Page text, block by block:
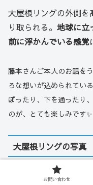
大屋根リングの外側
り取られる。 地球に立
前に浮かんでいる感覚
藤本さんご本人のお話を
ろな想いが込められてい
ぼったり、下を通ったり
のが、 とても楽しみです✨
大屋根リングの写真
リングの虜になった
お問い合わせ